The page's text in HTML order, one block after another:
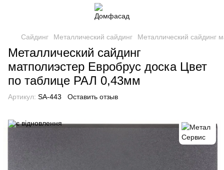
Сайдинг Металлический сайдинг Металлический сайдинг
Металлический сайдинг
матполиэстер Евробрус доска Цвет
по таблице РАЛ 0,43мм
Артикул: SA-443 Оставить отзыв